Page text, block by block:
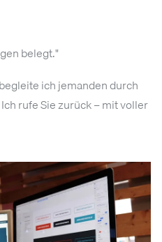
belegt."
ich jemanden durch
rufe Sie zurück – mit voller